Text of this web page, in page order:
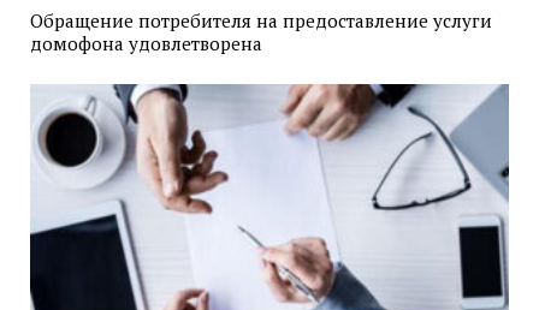
Обращение потребителя на предоставление услуги
домофона удовлетворена